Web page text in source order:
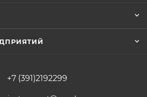
+7 (391)2192299